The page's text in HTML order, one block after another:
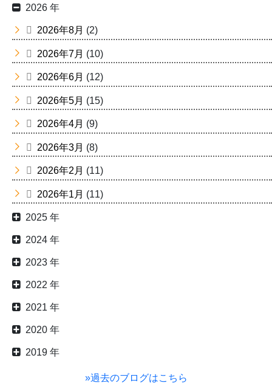
2026 年
2026年8月 (2)
2026年7月 (10)
2026年6月 (12)
2026年5月 (15)
2026年4月 (9)
2026年3月 (8)
2026年2月 (11)
2026年1月 (11)
2025 年
2024 年
2023 年
2022 年
2021 年
2020 年
2019 年
»過去のブログはこちら